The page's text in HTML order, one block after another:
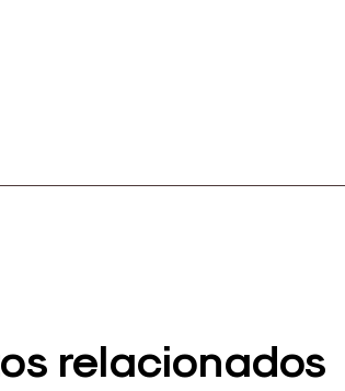
relacionados